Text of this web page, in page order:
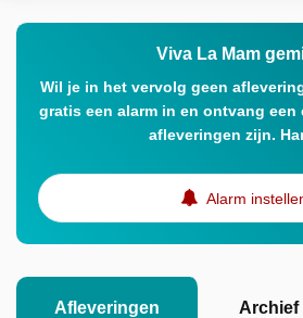
Viva La Mam
Wil je in het vervolg geen
gratis een alarm in en ontvang een
afleveringen zijn.
Alarm
Afleveringen Archief